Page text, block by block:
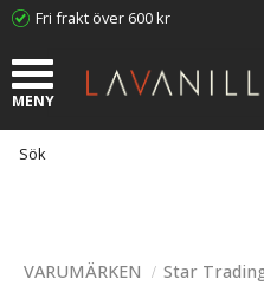
Fri frakt över 600 kr
VARUMÄRKEN Star